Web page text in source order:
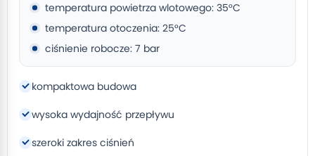
temperatura powietrza wlotowego: 35°C
temperatura otoczenia: 25°C
ciśnienie robocze: 7 bar
kompaktowa budowa
wysoka wydajność przepływu
szeroki zakres ciśnień